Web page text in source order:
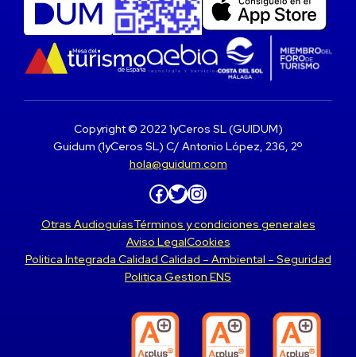
Copyright © 2022 1yCeros SL (GUIDUM)
Guidum (1yCeros SL) C/ Antonio López, 236, 2º
hola@guidum.com
Facebook Twitter Instagram
Otras AudioguíasTérminos y condiciones generales
Aviso LegalCookies
Politica Integrada Calidad Calidad – Ambiental – Seguridad
Politica Gestion ENS